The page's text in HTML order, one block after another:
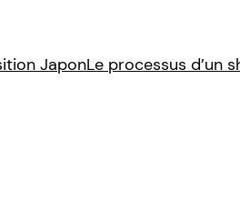
JaponLe processus d’un